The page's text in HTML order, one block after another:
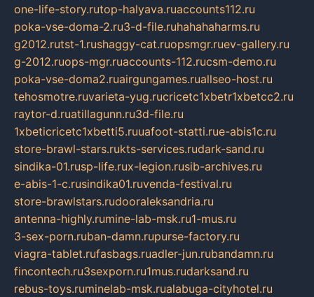
one-life-story.rutop-halyava.ruaccounts112.ru
poka-vse-doma-2.ru3-d-file.ruhahahaharms.ru
g2012.rutst-1.rushaggy-cat.ruopsmgr.ruev-gallery.ru
g-2012.ruops-mgr.ruaccounts-112.rucsm-demo.ru
poka-vse-doma2.ruairgungames.ruallseo-host.ru
tehosmotre.ruvarieta-yug.rucricetc1xbetr1xbetcc2.ru
raytor-d.ruatillagunn.ru3d-file.ru
1xbeticricetc1xbetti5.ruuafoot-statti.rue-abis1c.ru
store-brawl-stars.rukts-services.rudark-sand.ru
sindika-01.rusp-life.rux-legion.rusib-archives.ru
e-abis-1-c.rusindika01.ruvenda-festival.ru
store-brawlstars.rudooraleksandria.ru
antenna-highly.rumine-lab-msk.ru1-mus.ru
3-sex-porn.ruban-damn.rupurse-factory.ru
viagra-tablet.rufasbags.ruadler-jun.rubandamn.ru
fincontech.ru3sexporn.ru1mus.rudarksand.ru
rebus-toys.ruminelab-msk.rualabuga-cityhotel.ru